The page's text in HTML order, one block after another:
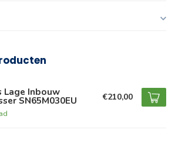
Lage Inbouw
SN65M030EU €210,00